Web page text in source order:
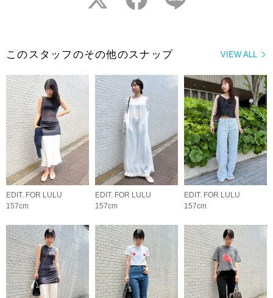
VIEW ALL
このスタッフのその他のスナップ
EDIT. FOR LULU
157cm
EDIT. FOR LULU
157cm
EDIT. FOR LULU
157cm